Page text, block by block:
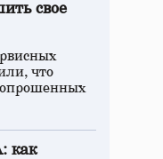
свое
что
как